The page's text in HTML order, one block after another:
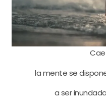
la mente se
a ser